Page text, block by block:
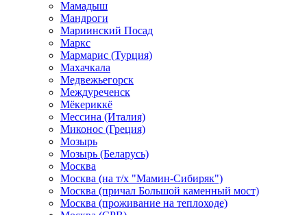
Мамадыш
Мандроги
Мариинский Посад
Маркс
Мармарис (Турция)
Махачкала
Медвежьегорск
Междуреченск
Мёкериккё
Мессина (Италия)
Миконос (Греция)
Мозырь
Мозырь (Беларусь)
Москва
Москва (на т/х "Мамин-Сибиряк")
Москва (причал Большой каменный мост)
Москва (проживание на теплоходе)